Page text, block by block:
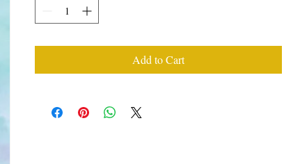
Add to Cart